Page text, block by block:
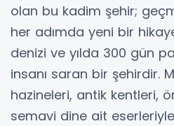
olan bu kadim şehir;
her adımda yeni bir
denizi ve yılda 300 gün
insanı saran bir şehirdir.
hazineleri, antik kentleri,
semavi dine ait